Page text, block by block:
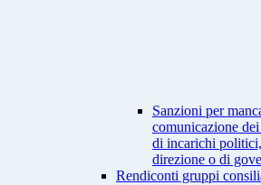
Sanzioni per
comunicazione
di incarichi
direzione o di
Rendiconti gruppi